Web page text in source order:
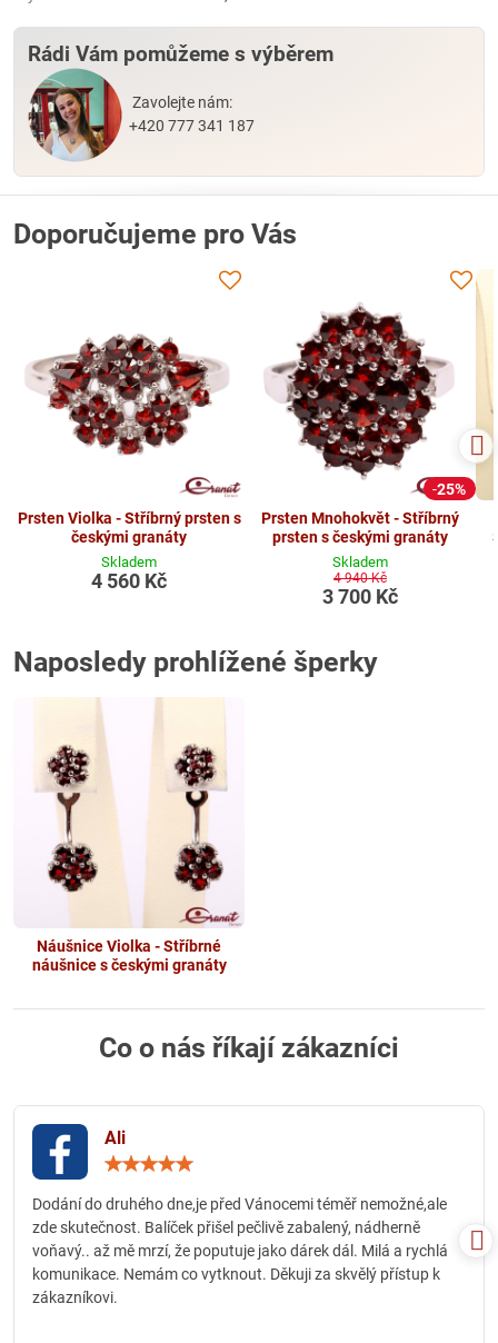
Rádi Vám pomůžeme s výběrem
Zavolejte nám:
+420 777 341 187
Doporučujeme pro Vás
Prsten Violka - Stříbrný prsten s
českými granáty
Skladem
4 560 Kč
25%
Prsten Mnohokvět - Stříbrný
prsten s českými granáty
Skladem
3 700 Kč
4 940 Kč
Naposledy prohlížené šperky
Náušnice Violka - Stříbrné
náušnice s českými granáty
Co o nás říkají zákazníci
Ali
5
Dodání do druhého dne,je před Vánocemi téměř nemožné,ale
zde skutečnost. Balíček přišel pečlivě zabalený, nádherně
voňavý.. až mě mrzí, že poputuje jako dárek dál. Milá a rychlá
komunikace. Nemám co vytknout. Děkuji za skvělý přístup k
zákazníkovi.